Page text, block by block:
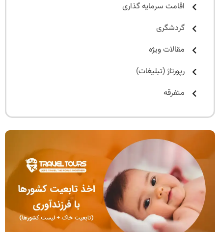
اقامت سرمایه گذاری
گردشگری
مقالات ویژه
رپورتاژ (تبلیغات)
متفرقه